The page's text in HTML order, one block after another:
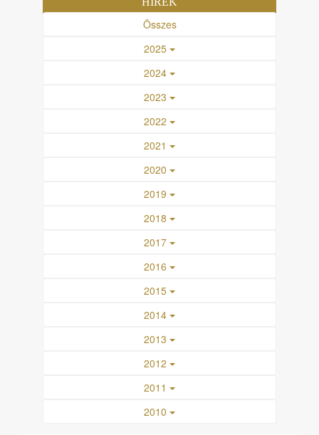
Összes
2025
2024
2023
2022
2021
2020
2019
2018
2017
2016
2015
2014
2013
2012
2011
2010